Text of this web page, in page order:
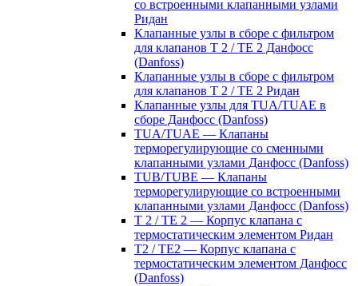
со встроенными клапанными узлами
Ридан
Клапанные узлы в сборе с фильтром
для клапанов T 2 / TE 2 Данфосс
(Danfoss)
Клапанные узлы в сборе с фильтром
для клапанов T 2 / TE 2 Ридан
Клапанные узлы для TUA/TUAE в
сборе Данфосс (Danfoss)
TUA/TUAE — Клапаны
терморегулирующие со сменными
клапанными узлами Данфосс (Danfoss)
TUB/TUBE — Клапаны
терморегулирующие со встроенными
клапанными узлами Данфосс (Danfoss)
T 2 / TE 2 — Корпус клапана с
термостатическим элементом Ридан
T2 / TE2 — Корпус клапана с
термостатическим элементом Данфосс
(Danfoss)